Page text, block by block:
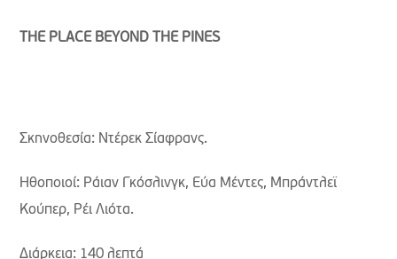
THE PLACE BEYOND THE PINES
Σκηνοθεσία: Ντέρεκ Σίαφρανς.
Ηθοποιοί: Ράιαν Γκόσλινγκ, Εύα Μέντες, Μπράντλεϊ
Κούπερ, Ρέι Λιότα.
Διάρκεια: 140 λεπτά